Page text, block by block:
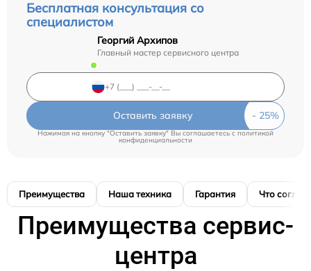
Бесплатная консультация со
специалистом
Георгий Архипов
Главный мастер сервисного центра
Оставить заявку
Нажимая на кнопку "Оставить заявку" Вы соглашаетесь cполитикой
конфиденциальности
Преимущества Наша техника Гарантия Что
Преимущества сервис-
центра